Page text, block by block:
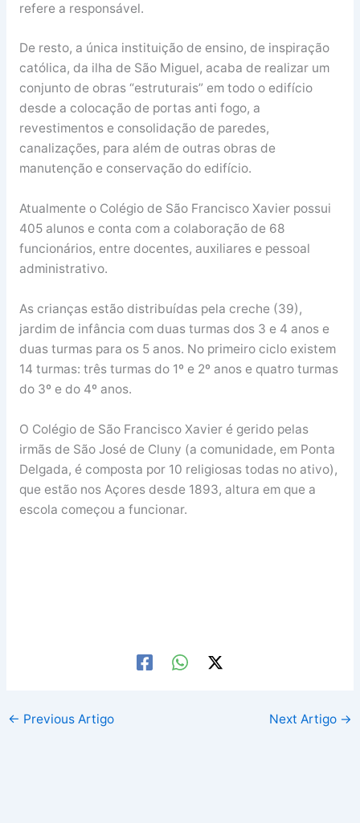
refere a responsável.
De resto, a única instituição de ensino, de inspiração
católica, da ilha de São Miguel, acaba de realizar um
conjunto de obras “estruturais” em todo o edifício
desde a colocação de portas anti fogo, a
revestimentos e consolidação de paredes,
canalizações, para além de outras obras de
manutenção e conservação do edifício.
Atualmente o Colégio de São Francisco Xavier possui
405 alunos e conta com a colaboração de 68
funcionários, entre docentes, auxiliares e pessoal
administrativo.
As crianças estão distribuídas pela creche (39),
jardim de infância com duas turmas dos 3 e 4 anos e
duas turmas para os 5 anos. No primeiro ciclo existem
14 turmas: três turmas do 1º e 2º anos e quatro turmas
do 3º e do 4º anos.
O Colégio de São Francisco Xavier é gerido pelas
irmãs de São José de Cluny (a comunidade, em Ponta
Delgada, é composta por 10 religiosas todas no ativo),
que estão nos Açores desde 1893, altura em que a
escola começou a funcionar.
← Previous Artigo Next Artigo →